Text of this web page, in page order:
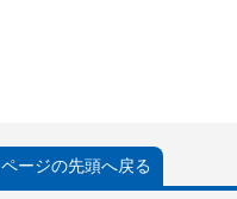
ページの先頭へ戻る